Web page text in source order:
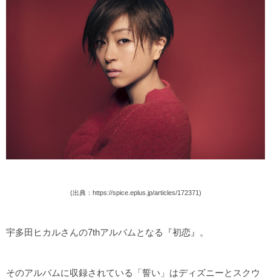
(出典：https://spice.eplus.jp/articles/172371)
宇多田ヒカルさんの7thアルバムとなる『初恋』。
そのアルバムに収録されている「誓い」はディズニーとスクウ